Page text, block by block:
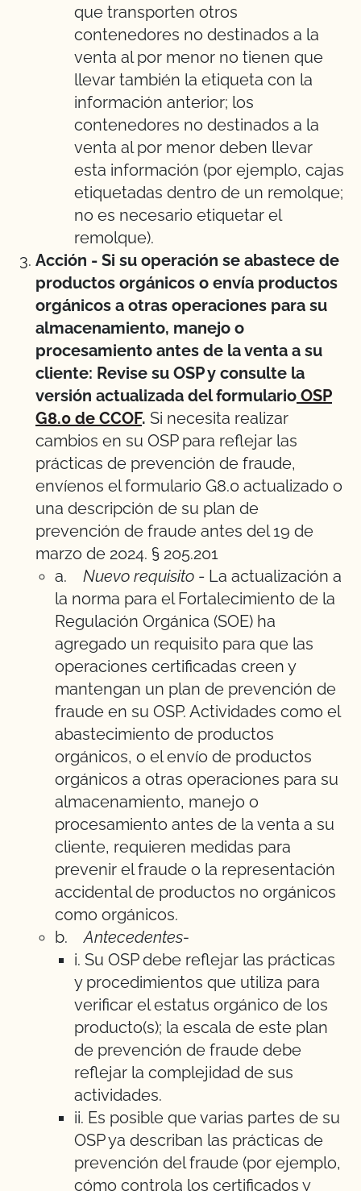
que transporten otros
contenedores no destinados a la
venta al por menor no tienen que
llevar también la etiqueta con la
información anterior; los
contenedores no destinados a la
venta al por menor deben llevar
esta información (por ejemplo, cajas
etiquetadas dentro de un remolque;
no es necesario etiquetar el
remolque).
Acción - Si su operación se abastece de
productos orgánicos o envía productos
orgánicos a otras operaciones para su
almacenamiento, manejo o
procesamiento antes de la venta a su
cliente: Revise su OSP y consulte la
versión actualizada del formulario OSP
G8.0 de CCOF. Si necesita realizar
cambios en su OSP para reflejar las
prácticas de prevención de fraude,
envíenos el formulario G8.0 actualizado o
una descripción de su plan de
prevención de fraude antes del 19 de
marzo de 2024. § 205.201
a. Nuevo requisito - La actualización a
la norma para el Fortalecimiento de la
Regulación Orgánica (SOE) ha
agregado un requisito para que las
operaciones certificadas creen y
mantengan un plan de prevención de
fraude en su OSP. Actividades como el
abastecimiento de productos
orgánicos, o el envío de productos
orgánicos a otras operaciones para su
almacenamiento, manejo o
procesamiento antes de la venta a su
cliente, requieren medidas para
prevenir el fraude o la representación
accidental de productos no orgánicos
como orgánicos.
b.Antecedentes-
i. Su OSP debe reflejar las prácticas
y procedimientos que utiliza para
verificar el estatus orgánico de los
producto(s); la escala de este plan
de prevención de fraude debe
reflejar la complejidad de sus
actividades.
ii. Es posible que varias partes de su
OSP ya describan las prácticas de
prevención del fraude (por ejemplo,
cómo controla los certificados y